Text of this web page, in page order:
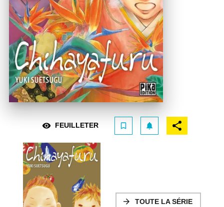
visibility FEUILLETER bookmark_border notifications
arrow_forward TOUTE LA SÉRIE